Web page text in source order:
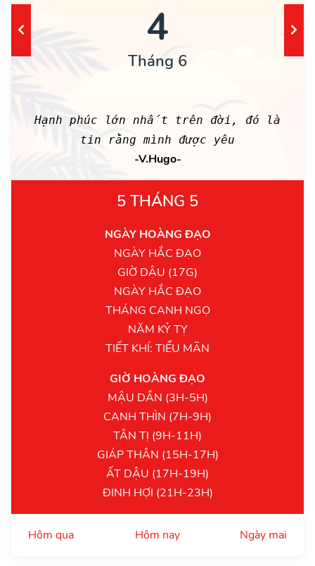
4
Tháng 6
Hạnh phúc lớn nhất trên đời, đó là
tin rằng mình được yêu
-V.Hugo-
5 THÁNG 5
NGÀY HOÀNG ĐẠO
NGÀY HẮC ĐẠO
GIỜ DẬU (17G)
NGÀY HẮC ĐẠO
THÁNG CANH NGỌ
NĂM KỶ TỴ
TIẾT KHÍ: TIỂU MÃN
GIỜ HOÀNG ĐẠO
MẬU DẦN (3H-5H)
CANH THÌN (7H-9H)
TÂN TỊ (9H-11H)
GIÁP THÂN (15H-17H)
ẤT DẬU (17H-19H)
ĐINH HỢI (21H-23H)
Hôm qua Hôm nay Ngày mai